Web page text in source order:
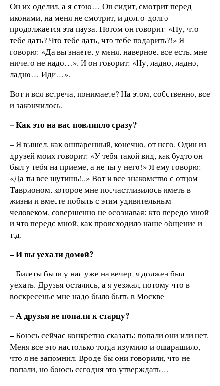
Он их оделил, а я стою… Он сидит, смотрит перед
иконами, на меня не смотрит, и долго-долго
продолжается эта пауза. Потом он говорит: «Ну, что
тебе дать? Что тебе дать, что тебе подарить?!» Я
говорю: «Да вы знаете, у меня, наверное, все есть, мне
ничего не надо…». И он говорит: «Ну, ладно, ладно,
ладно… Иди…».
Вот и вся встреча, понимаете? На этом, собственно, все
и закончилось.
– Как это на вас повлияло сразу?
– Я вышел, как ошпаренный, конечно, от него. Один из
друзей моих говорит: «У тебя такой вид, как будто он
был у тебя на приеме, а не ты у него!» Я ему говорю:
«Да ты все шутишь!..» Вот и все знакомство с отцом
Таврионом, которое мне посчастливилось иметь в
жизни и вместе побыть с этим удивительным
человеком, совершенно не осознавая: кто передо мной
и что передо мной, как происходило наше общение и
т.д.
– И вы уехали домой?
– Билеты были у нас уже на вечер, я должен был
уехать. Друзья остались, а я уезжал, потому что в
воскресенье мне надо было быть в Москве.
– А друзья не попали к старцу?
–Боюсь сейчас конкретно сказать: попали они или нет.
Меня все это настолько тогда изумило и ошарашило,
что я не запомнил. Вроде бы они говорили, что не
попали, но боюсь сегодня это утверждать…